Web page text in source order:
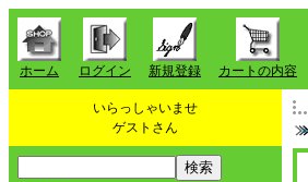
ホーム ログイン 新規登録 カートの内容
いらっしゃいませ
ゲストさん